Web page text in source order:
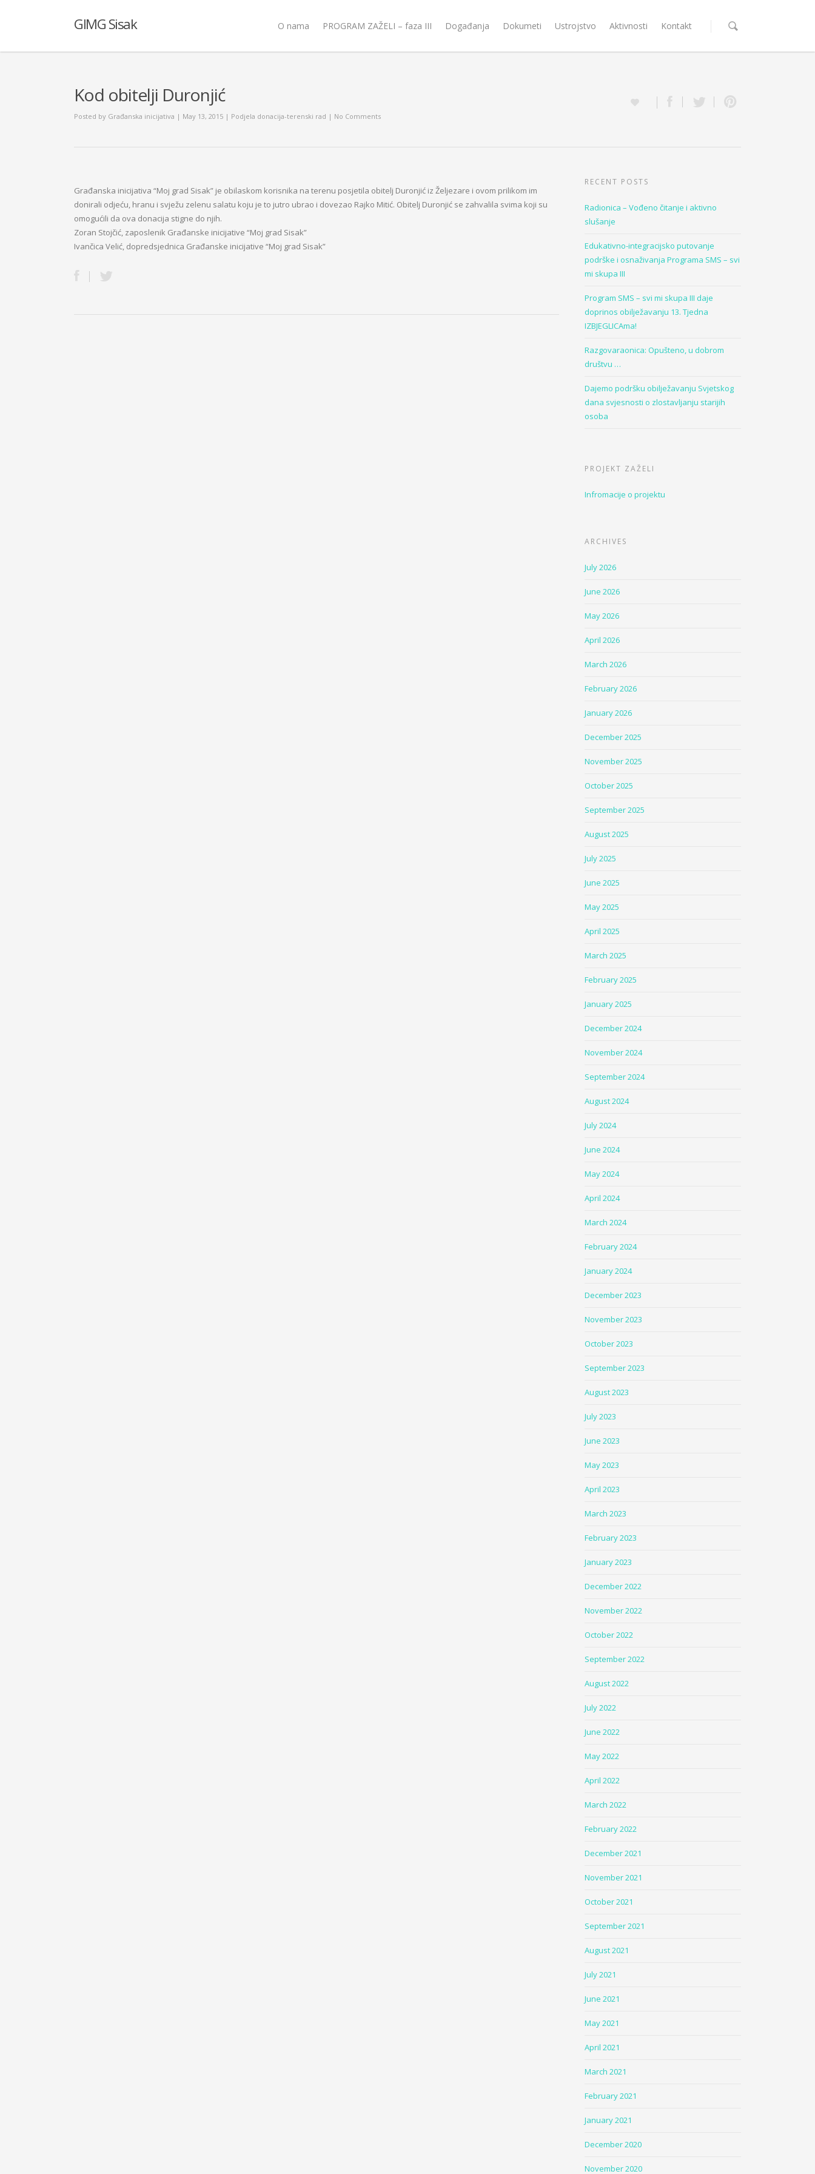
GIMG Sisak O nama PROGRAM ZAŽELI – faza III Događanja Dokumeti Ustrojstvo Aktivnosti Kontakt
Kod obitelji Duronjić
Posted by Građanska inicijativa | May 13, 2015 | Podjela donacija-terenski rad | No Comments
Građanska inicijativa “Moj grad Sisak” je obilaskom korisnika na terenu posjetila obitelj Duronjić iz Željezare i ovom prilikom im
donirali odjeću, hranu i svježu zelenu salatu koju je to jutro ubrao i dovezao Rajko Mitić. Obitelj Duronjić se zahvalila svima koji su
omogućili da ova donacija stigne do njih.
Zoran Stojčić, zaposlenik Građanske inicijative “Moj grad Sisak”
Ivančica Velić, dopredsjednica Građanske inicijative “Moj grad Sisak”
RECENT POSTS
Radionica – Vođeno čitanje i aktivno
slušanje
Edukativno-integracijsko putovanje
podrške i osnaživanja Programa SMS – svi
mi skupa III
Program SMS – svi mi skupa III daje
doprinos obilježavanju 13. Tjedna
IZBJEGLICAma!
Razgovaraonica: Opušteno, u dobrom
društvu …
Dajemo podršku obilježavanju Svjetskog
dana svjesnosti o zlostavljanju starijih
osoba
PROJEKT ZAŽELI
Infromacije o projektu
ARCHIVES
July 2026
June 2026
May 2026
April 2026
March 2026
February 2026
January 2026
December 2025
November 2025
October 2025
September 2025
August 2025
July 2025
June 2025
May 2025
April 2025
March 2025
February 2025
January 2025
December 2024
November 2024
September 2024
August 2024
July 2024
June 2024
May 2024
April 2024
March 2024
February 2024
January 2024
December 2023
November 2023
October 2023
September 2023
August 2023
July 2023
June 2023
May 2023
April 2023
March 2023
February 2023
January 2023
December 2022
November 2022
October 2022
September 2022
August 2022
July 2022
June 2022
May 2022
April 2022
March 2022
February 2022
December 2021
November 2021
October 2021
September 2021
August 2021
July 2021
June 2021
May 2021
April 2021
March 2021
February 2021
January 2021
December 2020
November 2020